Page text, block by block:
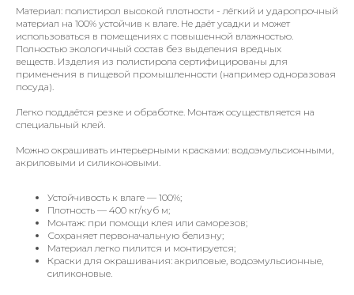
Материал: полистирол высокой плотности - лёгкий и ударопрочный
материал на 100% устойчив к влаге. Не даёт усадки и может
использоваться в помещениях с повышенной влажностью.
Полностью экологичный состав без выделения вредных
веществ. Изделия из полистирола сертифицированы для
применения в пищевой промышленности (например одноразовая
посуда).
Легко поддаётся резке и обработке. Монтаж осуществляется на
специальный клей.
Можно окрашивать интерьерными красками: водоэмульсионными,
акриловыми и силиконовыми.
Устойчивость к влаге — 100%;
Плотность — 400 кг/куб м;
Монтаж: при помощи клея или саморезов;
Сохраняет первоначальную белизну;
Материал легко пилится и монтируется;
Краски для окрашивания: акриловые, водоэмульсионные,
силиконовые.